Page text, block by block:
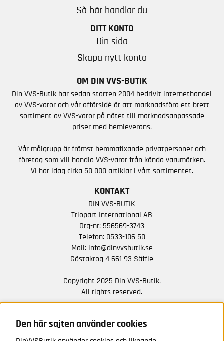
Så här handlar du
DITT KONTO
Din sida
Skapa nytt konto
OM DIN VVS-BUTIK
Din VVS-Butik har sedan starten 2004 bedrivit internethandel
av VVS-varor och vår affärsidé är att marknadsföra ett brett
sortiment av VVS-varor på nätet till marknadsanpassade
priser med hemleverans.
Vår målgrupp är främst hemmafixande privatpersoner och
företag som vill handla VVS-varor från kända varumärken.
Vi har idag cirka 50 000 artiklar i vårt sortimentet.
KONTAKT
DIN VVS-BUTIK
Triopart International AB
Org-nr: 556569-3743
Telefon: 0533-106 50
Mail: info@dinvvsbutik.se
Göstakrog 4 661 93 Säffle
Copyright 2025 Din VVS-Butik.
All rights reserved.
NYHETER FRÅN OSS
Den här sajten använder cookies